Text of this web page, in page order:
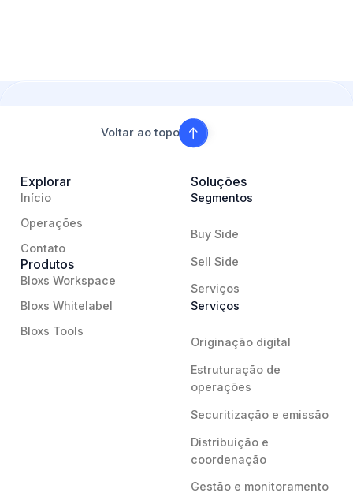
Voltar ao topo
Explorar
Início
Operações
Contato
Produtos
Bloxs Workspace
Bloxs Whitelabel
Bloxs Tools
Soluções
Segmentos
Buy Side
Sell Side
Serviços
Serviços
Originação digital
Estruturação de
operações
Securitização e emissão
Distribuição e
coordenação
Gestão e monitoramento